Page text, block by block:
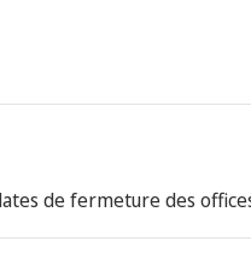
de fermeture des